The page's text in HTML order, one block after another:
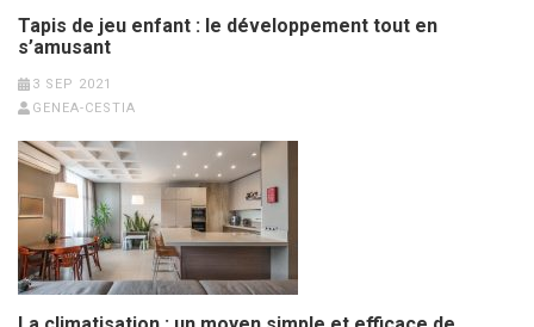
Tapis de jeu enfant : le développement tout en
s’amusant
3 SEP 2021
GENEA-CESTIA